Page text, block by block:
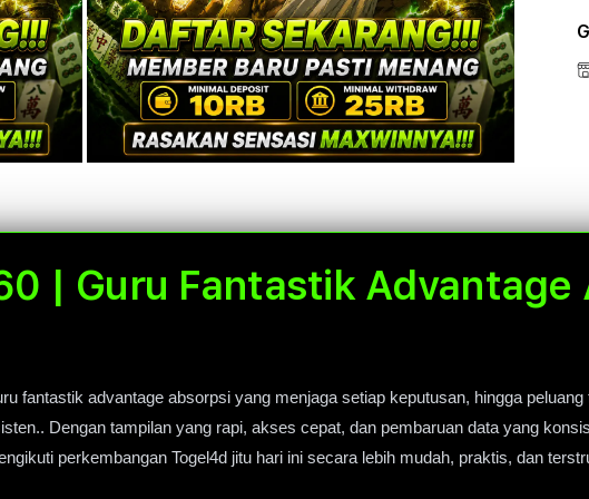
in
modal
in
modal
in
modal
| Guru Fantastik Advantage
fantastik advantage absorpsi yang menjaga setiap keputusan, hingga
Dengan tampilan yang rapi, akses cepat, dan pembaruan data yang
perkembangan Togel4d jitu hari ini secara lebih mudah, praktis, dan